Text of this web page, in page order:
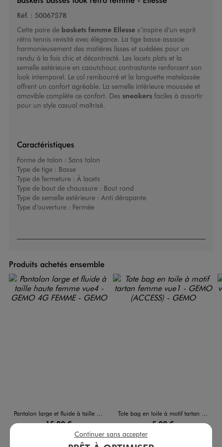
Réf. : 50067578
Cette paire de baskets femme Ellesse s’inspire d’un esprit
rétro tennis revisité avec élégance. La tige basse associe
harmonieusement des matières lisses et suédées pour un
rendu à la fois chic et décontracté. Les lacets plats et la
semelle extérieure en caoutchouc contrastante renforcent son
look intemporel. Le col rembourré et la languette matelassée
offrent un confort agréable. La semelle intérieure moussée et
amovible complète ce confort. Des sneakers faciles à assortir
pour un style casual maîtrisé.
Caractéristiques
Forme de talon : Sans talon
Type de tige : Basse
Type de fermeture : À lacets
Type de bout de chaussure : Bout rond
Type de semelle extérieure : Anti dérapante
Type d’ouverture : Fermée
Produits achetés ensemble
Pantalon large et fluide à taille haute femme
15,99 €
4.5/5 de moyenne
Tote bag en toile à motif tartan femme
5,99 €
Continuer sans accepter